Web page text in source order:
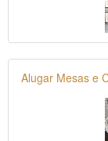
Alugar Mesas e